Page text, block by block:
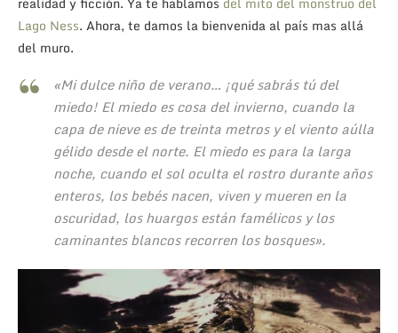
Lago Ness. Ahora, te damos la bienvenida al país mas allá
del muro.
«Mi dulce niño de verano… ¡qué sabrás tú del
miedo! El miedo es cosa del invierno, cuando la
capa de nieve es de treinta metros y el viento aúlla
gélido desde el norte. El miedo es para la larga
noche, cuando el sol oculta el rostro durante años
enteros, los bebés nacen, viven y mueren en la
oscuridad, los huargos están famélicos y los
caminantes blancos recorren los bosques».